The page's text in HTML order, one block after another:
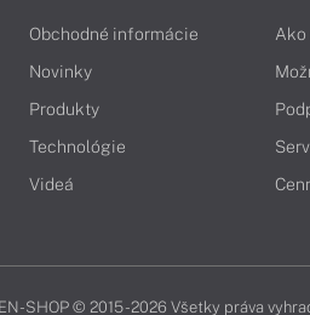
Obchodné informácie
Novinky
Produkty
Technológie
Videá
Ako
SHOP © 2015 - 2026 Všetky práva